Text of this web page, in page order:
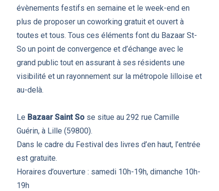
évènements festifs en semaine et le week-end en
plus de proposer un coworking gratuit et ouvert à
toutes et tous. Tous ces éléments font du Bazaar St-
So un point de convergence et d’échange avec le
grand public tout en assurant à ses résidents une
visibilité et un rayonnement sur la métropole lilloise et
au-delà.
Le Bazaar Saint So se situe au 292 rue Camille
Guérin, à Lille (59800).
Dans le cadre du Festival des livres d’en haut, l’entrée
est gratuite.
Horaires d’ouverture : samedi 10h-19h, dimanche 10h-
19h